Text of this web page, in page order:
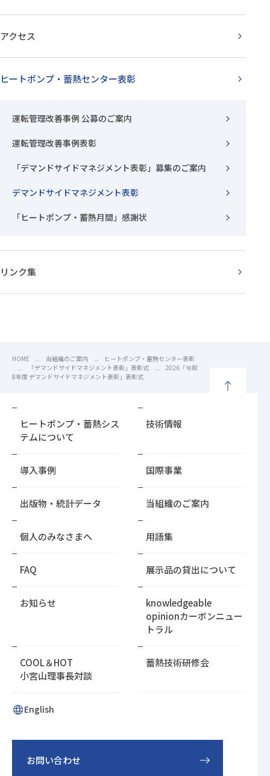
アクセス
ヒートポンプ・蓄熱センター表彰
運転管理改善事例 公募のご案内
運転管理改善事例表彰
「デマンドサイドマネジメント表彰」募集のご案内
デマンドサイドマネジメント表彰
「ヒートポンプ・蓄熱月間」感謝状
リンク集
HOME 当組織のご案内
ヒートポンプ・蓄熱センター表彰
「デマンドサイドマネジメント表彰」表彰式
2026「令和
8年度 デマンドサイドマネジメント表彰」表彰式
ペ
ヒートポンプ・蓄熱シス
テムについて
技術情報
導入事例 国際事業
出版物・統計データ 当組織のご案内
個人のみなさまへ 用語集
FAQ 展示品の貸出について
お知らせ
knowledgeable
opinionカーボンニュー
トラル
COOL＆HOT
小宮山理事長対談
蓄熱技術研修会
English
お問い合わせ